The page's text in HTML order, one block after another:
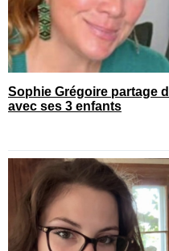
Sophie Grégoire partage
avec ses 3 enfants